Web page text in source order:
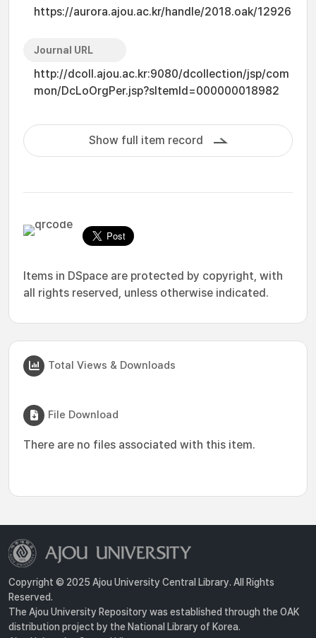
https://aurora.ajou.ac.kr/handle/2018.oak/12926
Journal URL
http://dcoll.ajou.ac.kr:9080/dcollection/jsp/com
mon/DcLoOrgPer.jsp?sItemId=000000018982
Show full item record
Items in DSpace are protected by copyright, with
all rights reserved, unless otherwise indicated.
Total Views & Downloads
File Download
There are no files associated with this item.
Copyright © 2025 Ajou University Central Library. All Rights
Reserved.
The Ajou University Repository was established through the OAK
distribution project by the National Library of Korea.